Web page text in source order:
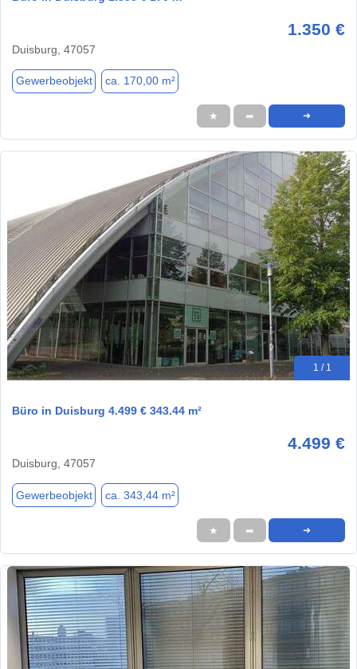
1.350 €
Duisburg, 47057
Gewerbeobjekt ca. 170,00 m²
★ ➦ ➜
1 / 1
Büro in Duisburg 4.499 € 343.44 m²
4.499 €
Duisburg, 47057
Gewerbeobjekt ca. 343,44 m²
★ ➦ ➜